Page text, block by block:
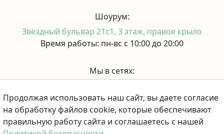
Шоурум:
Звездный бульвар 21с1, 3 этаж, правое крыло
Время работы: пн-вс с 10:00 до 20:00
Мы в сетях:
Принимаем к оплате:
Продолжая использовать наш сайт, вы даете согласие
на обработку файлов cookie, которые обеспечивают
правильную работу сайта и соглашаетесь с нашей